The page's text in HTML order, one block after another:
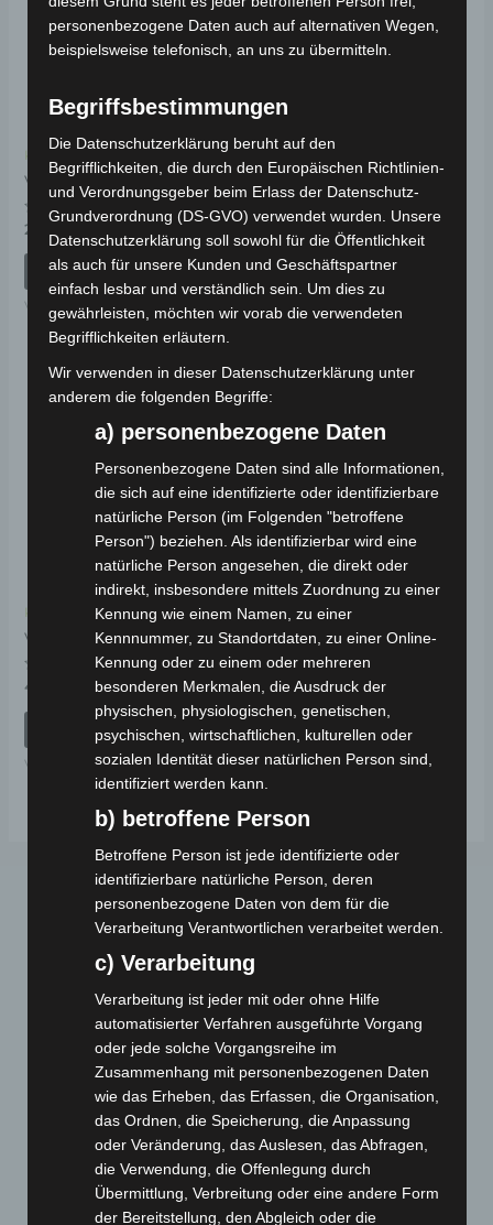
Kostenloser Versand
VB3 PEDALSENSOR
Bewertet
mit
0
29,00
IN DEN WARENKORB
VB3
VB3 HINTERER
KOTFLÜGEL
Bewertet
0
von
5
49,00€ *
IN DEN WARENKORB
VB3
Kostenloser Versand
VB3 SITZ
Bewertet
0
49,00
IN DEN WARENKORB
VB3
Webseite
Cashback-Aktion
Händler werden
Home
Gemeinsam spenden
Jobs
personenbezogene Daten auch auf alternativen Wegen,
beispielsweise telefonisch, an uns zu übermitteln.
Begriffsbestimmungen
Die Datenschutzerklärung beruht auf den
Begrifflichkeiten, die durch den Europäischen Richtlinien-
und Verordnungsgeber beim Erlass der Datenschutz-
Grundverordnung (DS-GVO) verwendet wurden. Unsere
Datenschutzerklärung soll sowohl für die Öffentlichkeit
als auch für unsere Kunden und Geschäftspartner
einfach lesbar und verständlich sein. Um dies zu
gewährleisten, möchten wir vorab die verwendeten
Begrifflichkeiten erläutern.
Wir verwenden in dieser Datenschutzerklärung unter
anderem die folgenden Begriffe:
a) personenbezogene Daten
Personenbezogene Daten sind alle Informationen,
die sich auf eine identifizierte oder identifizierbare
natürliche Person (im Folgenden "betroffene
Person") beziehen. Als identifizierbar wird eine
natürliche Person angesehen, die direkt oder
indirekt, insbesondere mittels Zuordnung zu einer
Kennung wie einem Namen, zu einer
Kennnummer, zu Standortdaten, zu einer Online-
Kennung oder zu einem oder mehreren
besonderen Merkmalen, die Ausdruck der
physischen, physiologischen, genetischen,
psychischen, wirtschaftlichen, kulturellen oder
sozialen Identität dieser natürlichen Person sind,
identifiziert werden kann.
b) betroffene Person
Betroffene Person ist jede identifizierte oder
identifizierbare natürliche Person, deren
personenbezogene Daten von dem für die
Verarbeitung Verantwortlichen verarbeitet werden.
c) Verarbeitung
Verarbeitung ist jeder mit oder ohne Hilfe
automatisierter Verfahren ausgeführte Vorgang
oder jede solche Vorgangsreihe im
Zusammenhang mit personenbezogenen Daten
wie das Erheben, das Erfassen, die Organisation,
das Ordnen, die Speicherung, die Anpassung
oder Veränderung, das Auslesen, das Abfragen,
die Verwendung, die Offenlegung durch
Übermittlung, Verbreitung oder eine andere Form
der Bereitstellung, den Abgleich oder die